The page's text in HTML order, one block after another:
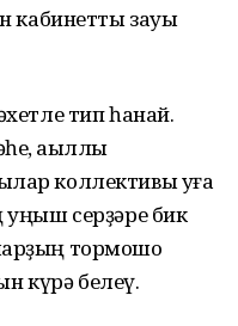
кабинетты зауыҡ
тип һанай.
аҡыллы
коллективы уға
уңыш серҙәре бик
тормошо
күрә белеү.